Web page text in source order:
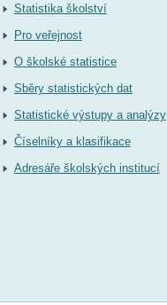
Statistika školství
Pro veřejnost
O školské statistice
Sběry statistických dat
Statistické výstupy a analýzy
Číselníky a klasifikace
Adresáře školských institucí